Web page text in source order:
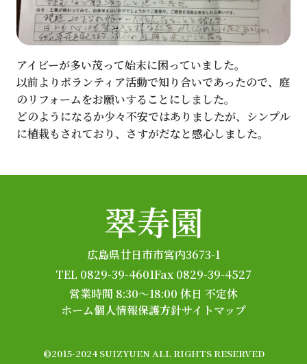
アイビーが多い茂って始末に困っていました。
以前よりボランティア活動で知り合いであったので、庭
のリフォームをお願いすることにしました。
どのようになるか少々不安ではありましたが、シンプル
に植栽もされており、さすがだなと感心しました。
翠寿園
広島県廿日市市宮内3673-1
TEL 0829-39-4601Fax 0829-39-4527
営業時間 8:30～18:00 休日 不定休
ホーム個人情報保護方針サイトマップ
©2015-2024 SUIZYUEN ALL RIGHTS RESERVED